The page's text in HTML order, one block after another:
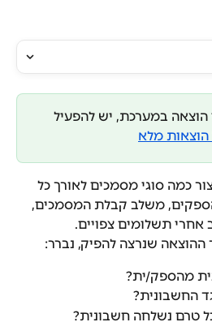
במערכת, יש להפעיל
הוצאות מלא
כמה סוגי מסמכים לאורך כל
משלב קבלת המסמכים,
תשלומים צפויים.
שנרצה להפיק, נברר:
מהספק/ית?
החשבונית?
טרם נשלחה חשבונית?